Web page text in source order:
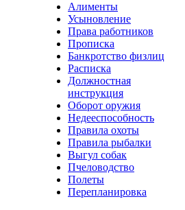
Алименты
Усыновление
Права работников
Прописка
Банкротство физлиц
Расписка
Должностная
инструкция
Оборот оружия
Недееспособность
Правила охоты
Правила рыбалки
Выгул собак
Пчеловодство
Полеты
Перепланировка